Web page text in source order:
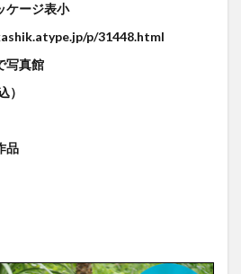
ケージ表小
p/31448.html
写真館
）
品